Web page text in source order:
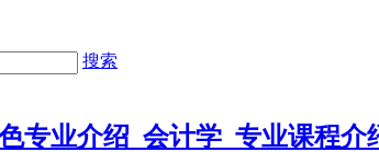
搜索
专业介绍_会计学_专业课程介